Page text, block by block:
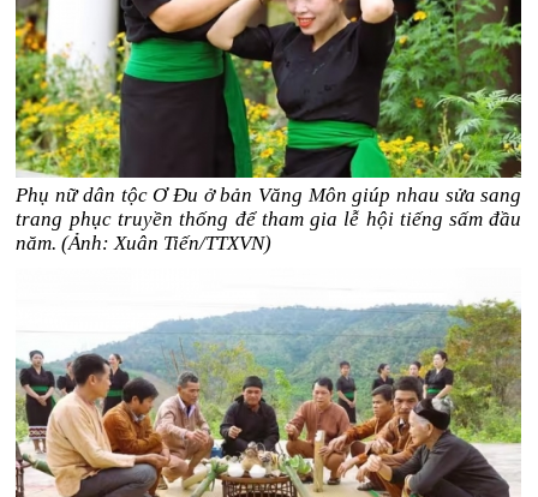
Phụ nữ dân tộc Ơ Đu ở bản Văng Môn giúp nhau sửa sang
trang phục truyền thống để tham gia lễ hội tiếng sấm đầu
năm. (Ảnh: Xuân Tiến/TTXVN)